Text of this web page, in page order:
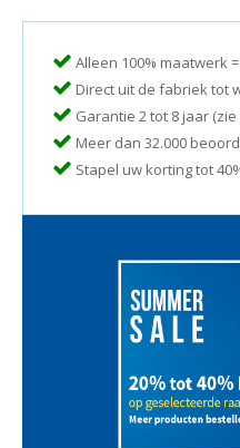
Alleen 100% maatwerk
Direct uit de fabriek tot
Garantie 2 tot 8 jaar (zie
Meer dan 32.000
Stapel uw korting tot